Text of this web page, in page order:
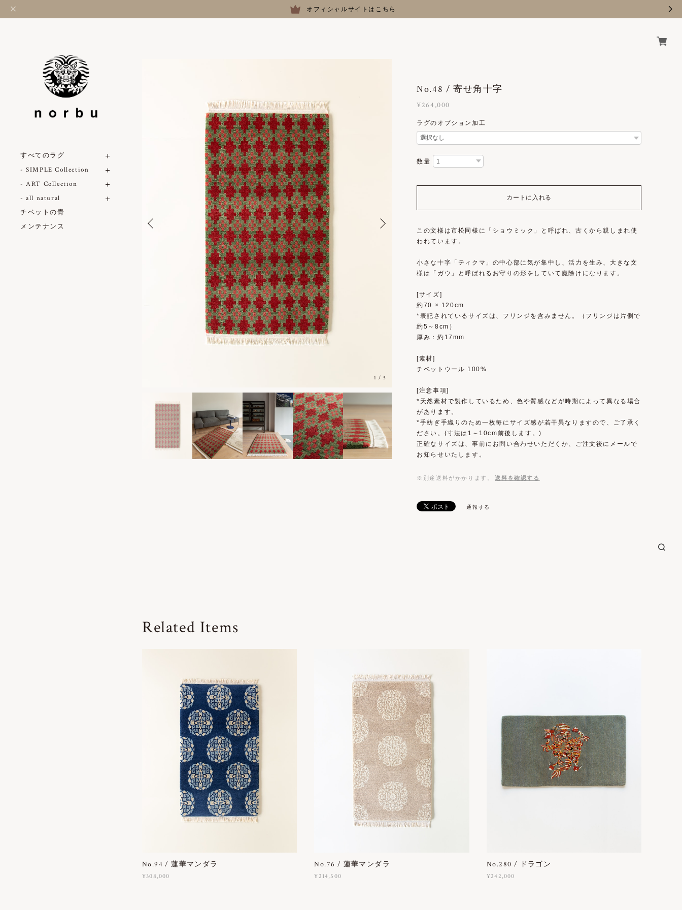
オフィシャルサイトはこちら
すべてのラグ
- SIMPLE Collection
- ART Collection
- all natural
チベットの青
メンテナンス
1 /5
No.48 / 寄せ角十字
¥264,000
ラグのオプション加工
数量
カートに入れる
この文様は市松同様に「ショウミック」と呼ばれ、古くから親しまれ使
われています。
小さな十字「ティクマ」の中心部に気が集中し、活力を生み、大きな文
様は「ガウ」と呼ばれるお守りの形をしていて魔除けになります。
[サイズ]
約70 × 120cm
*表記されているサイズは、フリンジを含みません。（フリンジは片側で
約5～8cm）
厚み：約17mm
[素材]
チベットウール 100%
[注意事項]
*天然素材で製作しているため、色や質感などが時期によって異なる場合
があります。
*手紡ぎ手織りのため一枚毎にサイズ感が若干異なりますので、ご了承く
ださい。(寸法は1～10cm前後します。)
正確なサイズは、事前にお問い合わせいただくか、ご注文後にメールで
お知らせいたします。
※別途送料がかかります。 送料を確認する
通報する
Related Items
No.94 / 蓮華マンダラ
¥308,000
No.76 / 蓮華マンダラ
¥214,500
No.280 / ドラゴン
¥242,000